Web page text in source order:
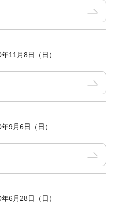
11月8日（日）
9月6日（日）
6月28日（日）